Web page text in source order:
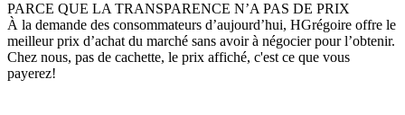
PARCE QUE LA TRANSPARENCE N’A PAS DE PRIX
À la demande des consommateurs d’aujourd’hui, HGrégoire offre le
meilleur prix d’achat du marché sans avoir à négocier pour l’obtenir.
Chez nous, pas de cachette, le prix affiché, c'est ce que vous
payerez!